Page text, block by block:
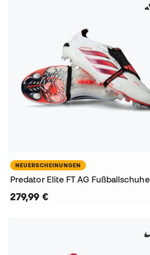
NEUERSCHEINUNGEN
Predator Elite FT AG Fußballschuhe
279,99 €